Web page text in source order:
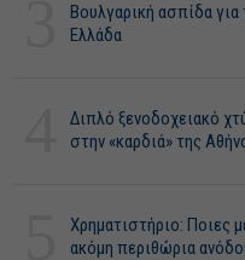
Βουλγαρική ασπίδα για
Ελλάδα
Διπλό ξενοδοχειακό
στην «καρδιά» της
Χρηματιστήριο: Ποιες
ακόμη περιθώρια